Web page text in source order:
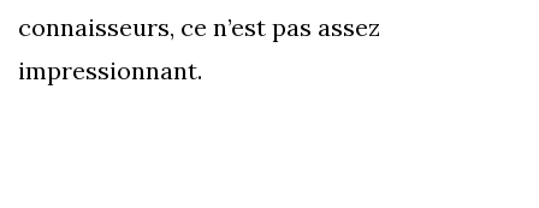
connaisseurs, ce n’est pas assez
impressionnant.